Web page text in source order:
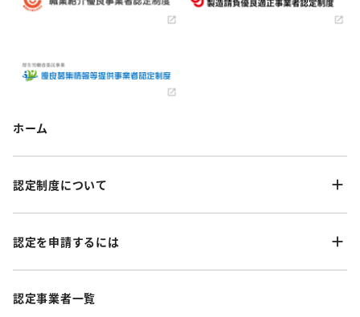
ホーム
認定制度について
認定を申請するには
認定事業者一覧